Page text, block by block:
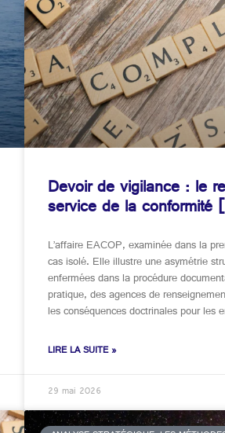
Devoir de vigilance : le
service de la
L’affaire EACOP, examinée dans la
cas isolé. Elle illustre une asymétrie
enfermées dans la procédure
pratique, des agences de
les conséquences doctrinales pour les
LIRE LA SUITE »
29 mai 2026